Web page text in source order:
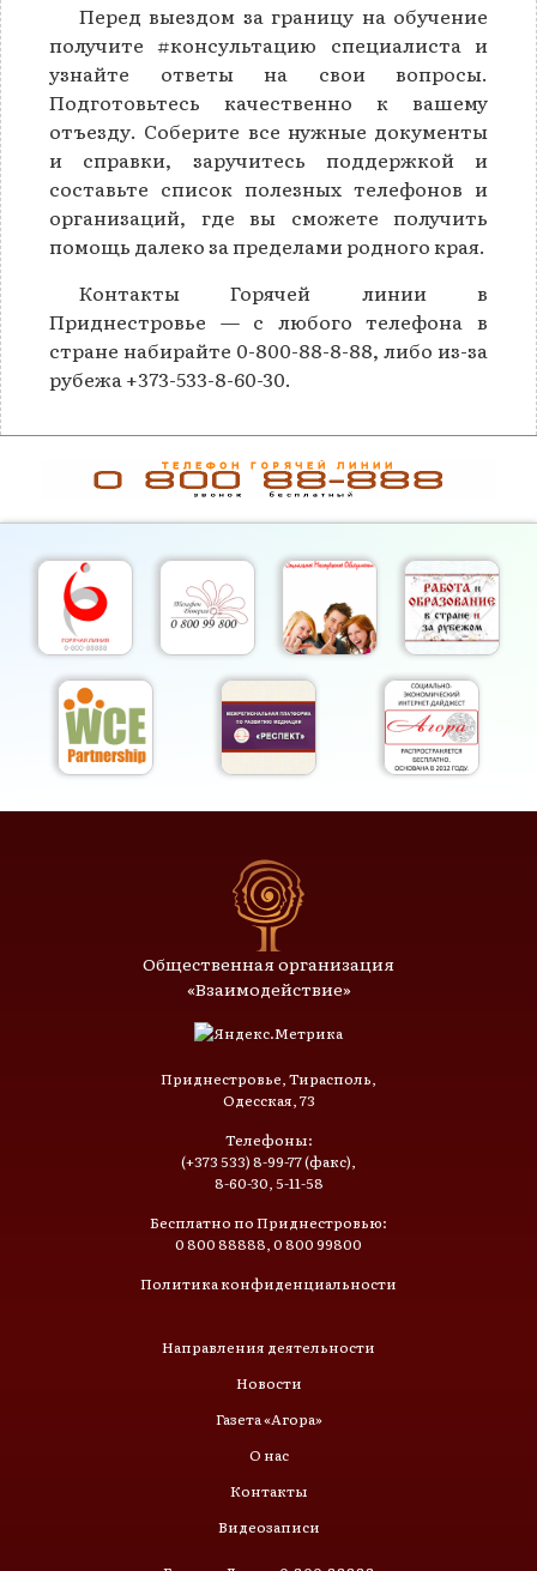
Перед выездом за границу на обучение
получите #консультацию специалиста и
узнайте ответы на свои вопросы.
Подготовьтесь качественно к вашему
отъезду. Соберите все нужные документы
и справки, заручитесь поддержкой и
составьте список полезных телефонов и
организаций, где вы сможете получить
помощь далеко за пределами родного края.
Контакты Горячей линии в
Приднестровье — с любого телефона в
стране набирайте 0-800-88-8-88, либо из-за
рубежа +373-533-8-60-30.
Общественная организация
«Взаимодействие»
Приднестровье, Тирасполь,
Одесская, 73
Телефоны:
(+373 533) 8-99-77 (факс),
8-60-30, 5-11-58
Бесплатно по Приднестровью:
0 800 88888, 0 800 99800
Политика конфиденциальности
Направления деятельности
Новости
Газета «Агора»
О нас
Контакты
Видеозаписи